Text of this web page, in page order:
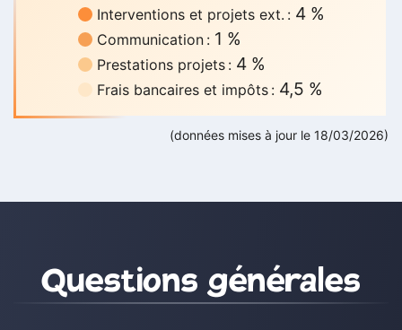
Interventions et projets ext. : 4 %
Communication : 1 %
Prestations projets : 4 %
Frais bancaires et impôts : 4,5 %
(données mises à jour le 18/03/2026)
Questions et contact
Questions générales